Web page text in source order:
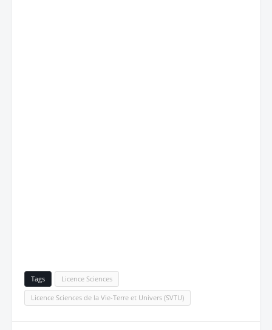
Tags Licence Sciences
Licence Sciences de la Vie-Terre et Univers (SVTU)